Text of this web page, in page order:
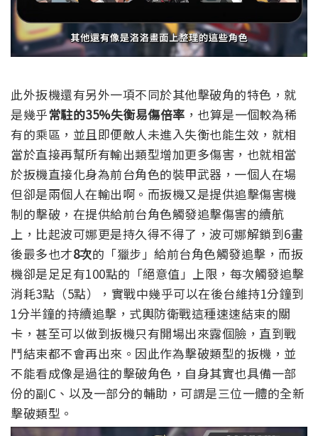
此外扳機還有另外一項不同於其他擊破角的特色，就
是幾乎常駐的35%失衡易傷倍率 ，也算是一個較為稀
有的乘區，並且即便敵人未進入失衡也能生效，就相
當於直接再幫所有輸出類型增加更多傷害，也就相當
於扳機直接化身為前台角色的裝甲武器，一個人在場
但卻是兩個人在輸出啊。 而扳機又是提供追擊傷害機
制的擊破，在提供給前台角色觸發追擊傷害的續航
上，比起波可娜更是持久得不得了， 波可娜解鎖到6畫
後最多也才8次的「獵步」給前台角色觸發追擊，而扳
機卻是足足有100點的「絕意值」上限，每次觸發追擊
消耗3點（5點），實戰中幾乎可以在後台維持1分鐘到
1分半鐘的持續追擊，式輿防衛戰這種速速結束的關
卡，甚至可以做到扳機只有開場出來露個臉，直到戰
鬥結束都不會再出來。 因此作為擊破類型的扳機，並
不能看成像是過往的擊破角色，自身其實也具備一部
份的副C、以及一部分的輔助，可謂是三位一體的全新
擊破類型。